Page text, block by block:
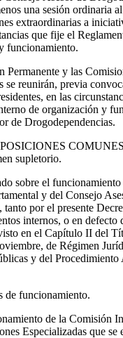
una sesión ordinaria
extraordinarias a
que fije el
funcionamiento.
Permanente y las
se reunirán, previa
en las
de organización y
de Drogodependencias.
COMUNES
supletorio.
sobre el
y del Consejo
tanto por el presente
internos, o en defecto
en el Capítulo II del
de Régimen
y del
de funcionamiento.
de la Comisión
Especializadas que se